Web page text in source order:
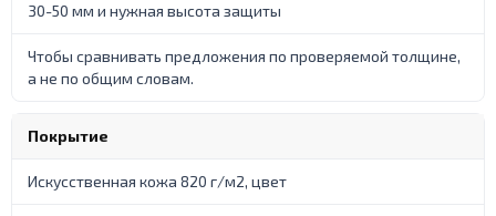
30-50 мм и нужная высота защиты
Чтобы сравнивать предложения по проверяемой толщине,
а не по общим словам.
Покрытие
Искусственная кожа 820 г/м2, цвет